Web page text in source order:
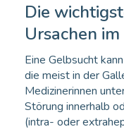
Die
Ursachen
Eine Gelbsucht
die meist in der
Medizinerinnen
Störung innerhalb
(intra- oder